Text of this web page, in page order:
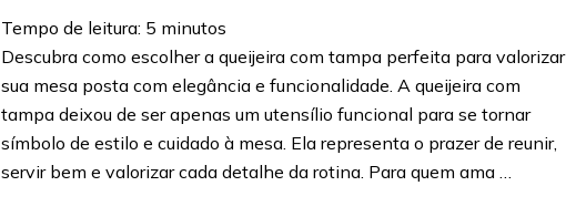
Tempo de leitura: 5 minutos
Descubra como escolher a queijeira com tampa perfeita para valorizar
sua mesa posta com elegância e funcionalidade. A queijeira com
tampa deixou de ser apenas um utensílio funcional para se tornar
símbolo de estilo e cuidado à mesa. Ela representa o prazer de reunir,
servir bem e valorizar cada detalhe da rotina. Para quem ama …